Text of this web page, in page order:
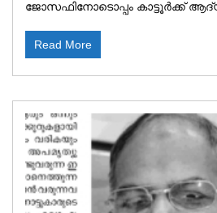
ജോസഫിനോടൊപ്പം കാട്ടൂർക്ക്
Read More